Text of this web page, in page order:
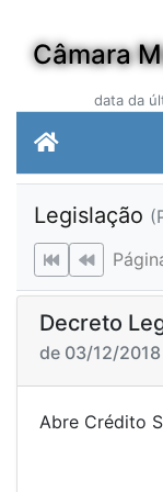
Câmara
data da
Legislação
Decreto
de 03/12/2018
Abre